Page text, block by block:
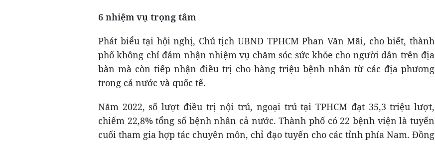
6 nhiệm vụ trọng tâm
Phát biểu tại hội nghị, Chủ tịch UBND TPHCM Phan Văn Mãi, cho biết, thành
phố không chỉ đảm nhận nhiệm vụ chăm sóc sức khỏe cho người dân trên địa
bàn mà còn tiếp nhận điều trị cho hàng triệu bệnh nhân từ các địa phương
trong cả nước và quốc tế.
Năm 2022, số lượt điều trị nội trú, ngoại trú tại TPHCM đạt 35,3 triệu lượt,
chiếm 22,8% tổng số bệnh nhân cả nước. Thành phố có 22 bệnh viện là tuyến
cuối tham gia hợp tác chuyên môn, chỉ đạo tuyến cho các tỉnh phía Nam. Đồng